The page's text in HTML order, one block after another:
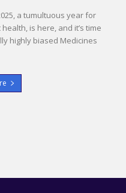
a tumultuous year for
is here, and it’s time
highly biased Medicines